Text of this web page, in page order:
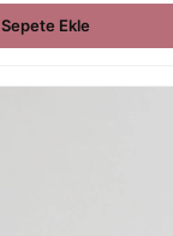
Sepete Ekle